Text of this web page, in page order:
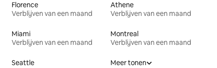
Florence
Verblijven van een maand
Athene
Verblijven van een maand
Miami
Verblijven van een maand
Montreal
Verblijven van een maand
Seattle
Meer tonen